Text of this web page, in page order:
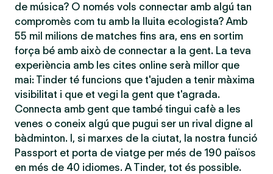
de música? O només vols connectar amb algú tan
compromès com tu amb la lluita ecologista? Amb
55 mil milions de matches fins ara, ens en sortim
força bé amb això de connectar a la gent. La teva
experiència amb les cites online serà millor que
mai: Tinder té funcions que t'ajuden a tenir màxima
visibilitat i que et vegi la gent que t'agrada.
Connecta amb gent que també tingui cafè a les
venes o coneix algú que pugui ser un rival digne al
bàdminton. I, si marxes de la ciutat, la nostra funció
Passport et porta de viatge per més de 190 països
en més de 40 idiomes. A Tinder, tot és possible.